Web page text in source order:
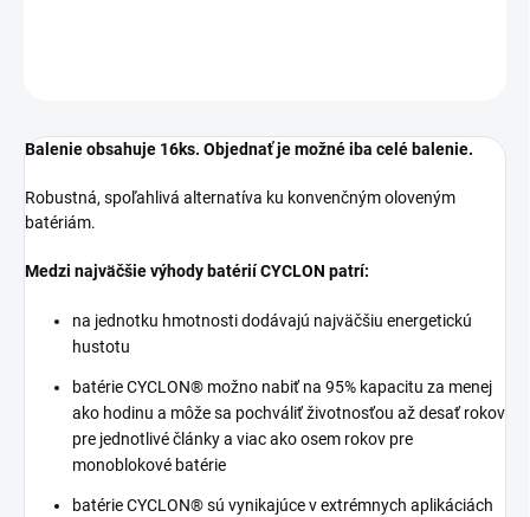
Balenie obsahuje 16ks. Objednať je možné iba celé balenie.
Robustná, spoľahlivá alternatíva ku konvenčným oloveným
batériám.
Medzi najväčšie výhody batérií CYCLON patrí:
na jednotku hmotnosti dodávajú najväčšiu energetickú
hustotu
batérie CYCLON® možno nabiť na 95% kapacitu za menej
ako hodinu a môže sa pochváliť životnosťou až desať rokov
pre jednotlivé články a viac ako osem rokov pre
monoblokové batérie
batérie CYCLON® sú vynikajúce v extrémnych aplikáciách